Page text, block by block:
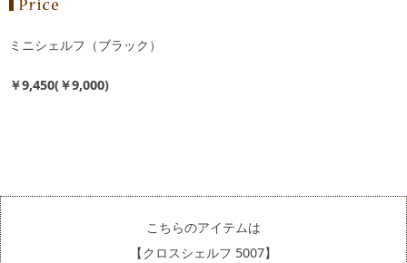
ミニシェルフ（ブラック）
￥9,450(￥9,000)
こちらのアイテムは
【クロスシェルフ 5007】